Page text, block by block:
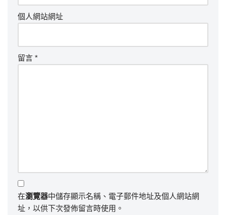
個人網站網址
留言 *
在瀏覽器中儲存顯示名稱、電子郵件地址及個人網站網
址，以供下次發佈留言時使用。